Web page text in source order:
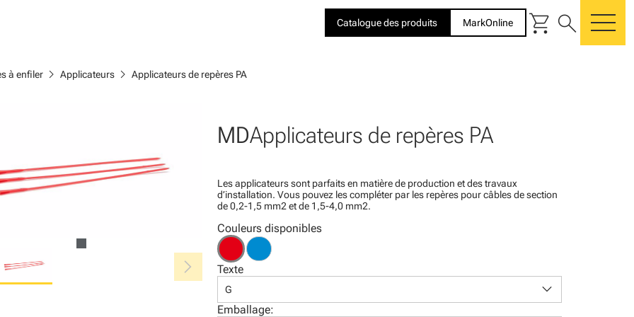
Catalogue des produits MarkOnline shopping_cart search
à enfiler chevron_right Applicateurs chevron_right Applicateurs de repères PA
chevron_right
MDApplicateurs de repères PA
Les applicateurs sont parfaits en matière de production et des travaux
d’installation. Vous pouvez les compléter par les repères pour câbles de section
de 0,2-1,5 mm2 et de 1,5-4,0 mm2.
Couleurs disponibles
Texte
G keyboard_arrow_down
Emballage: